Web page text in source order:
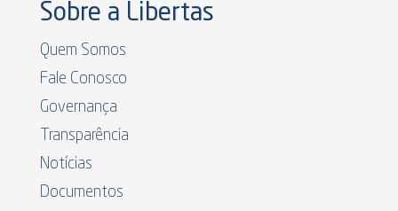
Sobre a Libertas
Quem Somos
Fale Conosco
Governança
Transparência
Notícias
Documentos